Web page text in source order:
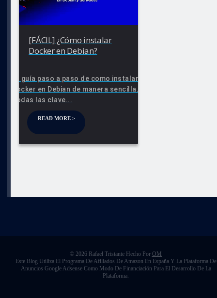
[FÁCIL] ¿Cómo instalar
Docker en Debian?
La guía paso a paso de como instalar
Docker en Debian de manera sencilla.
Todas las clave...
READ MORE >
© 2026 Rafael Tristante Hecho Por OM
Este Blog Utiliza El Programa De Afiliados De Amazon En España Y La Plataforma De
Anuncios Google Adsense Como Modo De Financiación Para El Desarrollo De La
Plataforma.